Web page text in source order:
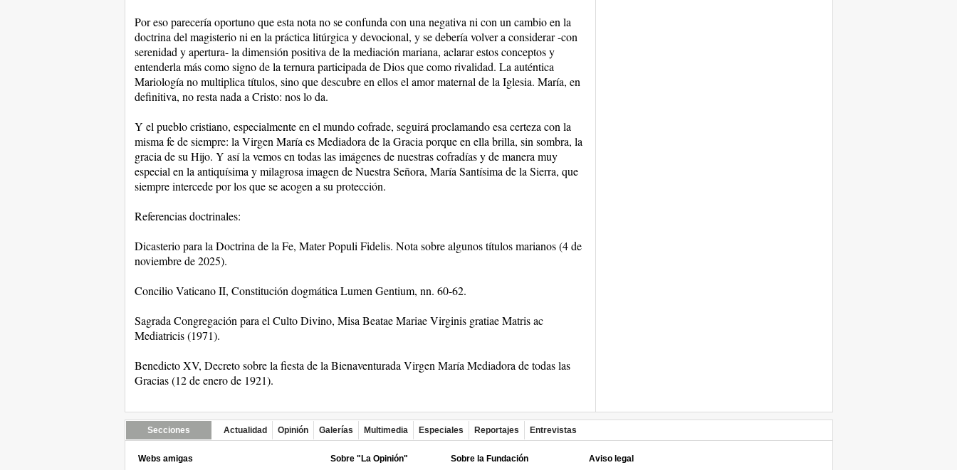
Por eso parecería oportuno que esta nota no se confunda con una negativa ni con un cambio en la
doctrina del magisterio ni en la práctica litúrgica y devocional, y se debería volver a considerar -con
serenidad y apertura- la dimensión positiva de la mediación mariana, aclarar estos conceptos y
entenderla más como signo de la ternura participada de Dios que como rivalidad. La auténtica
Mariología no multiplica títulos, sino que descubre en ellos el amor maternal de la Iglesia. María, en
definitiva, no resta nada a Cristo: nos lo da.
Y el pueblo cristiano, especialmente en el mundo cofrade, seguirá proclamando esa certeza con la
misma fe de siempre: la Virgen María es Mediadora de la Gracia porque en ella brilla, sin sombra, la
gracia de su Hijo. Y así la vemos en todas las imágenes de nuestras cofradías y de manera muy
especial en la antiquísima y milagrosa imagen de Nuestra Señora, María Santísima de la Sierra, que
siempre intercede por los que se acogen a su protección.
Referencias doctrinales:
Dicasterio para la Doctrina de la Fe, Mater Populi Fidelis. Nota sobre algunos títulos marianos (4 de
noviembre de 2025).
Concilio Vaticano II, Constitución dogmática Lumen Gentium, nn. 60-62.
Sagrada Congregación para el Culto Divino, Misa Beatae Mariae Virginis gratiae Matris ac
Mediatricis (1971).
Benedicto XV, Decreto sobre la fiesta de la Bienaventurada Virgen María Mediadora de todas las
Gracias (12 de enero de 1921).
Secciones Actualidad Opinión Galerías Multimedia Especiales Reportajes Entrevistas
Webs amigas Sobre "La Opinión" Sobre la Fundación Aviso legal